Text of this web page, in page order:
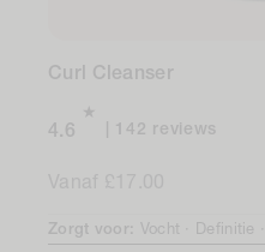
Curl Cleanser
4.6 142 reviews
Zorgt voor: Vocht · Definitie ·